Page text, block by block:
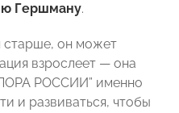
Гершману.
старше, он может
взрослеет — она
РОССИИ” именно
и развиваться, чтобы